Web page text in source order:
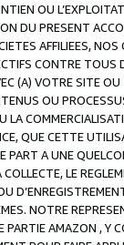
OU
DU PRESENT
AFFILIEES,
CONTRE
(A) VOTRE SITE
OU
QUE CETTE
PART A UNE
LE
NOTRE
AMAZON , Y